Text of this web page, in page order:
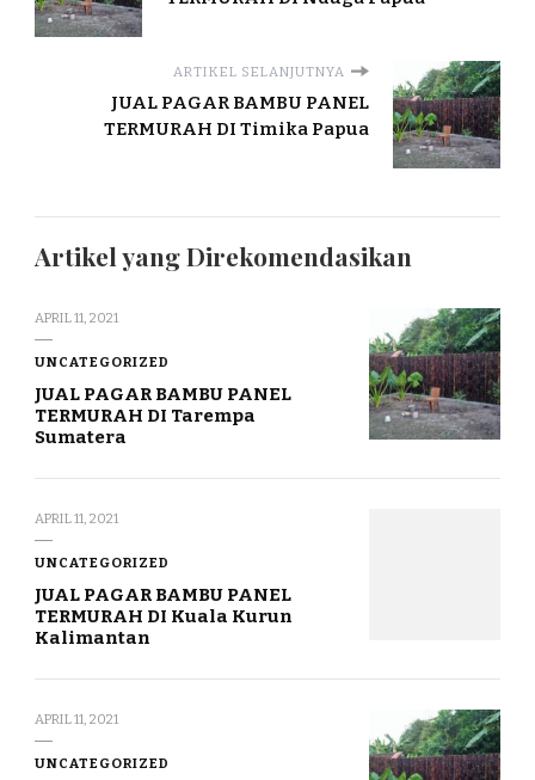
ARTIKEL SELANJUTNYA
JUAL PAGAR BAMBU PANEL
TERMURAH DI Timika Papua
Artikel yang Direkomendasikan
APRIL 11, 2021
UNCATEGORIZED
JUAL PAGAR BAMBU PANEL
TERMURAH DI Tarempa
Sumatera
APRIL 11, 2021
UNCATEGORIZED
JUAL PAGAR BAMBU PANEL
TERMURAH DI Kuala Kurun
Kalimantan
APRIL 11, 2021
UNCATEGORIZED